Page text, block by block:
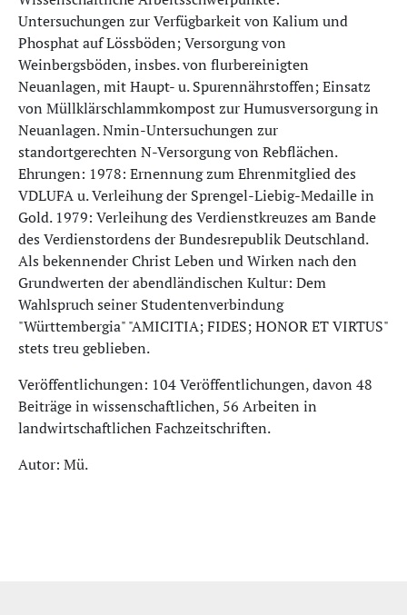
Untersuchungen zur Verfügbarkeit von Kalium und
Phosphat auf Lössböden; Versorgung von
Weinbergsböden, insbes. von flurbereinigten
Neuanlagen, mit Haupt- u. Spurennährstoffen; Einsatz
von Müllklärschlammkompost zur Humusversorgung in
Neuanlagen. Nmin-Untersuchungen zur
standortgerechten N-Versorgung von Rebflächen.
Ehrungen: 1978: Ernennung zum Ehrenmitglied des
VDLUFA u. Verleihung der Sprengel-Liebig-Medaille in
Gold. 1979: Verleihung des Verdienstkreuzes am Bande
des Verdienstordens der Bundesrepublik Deutschland.
Als bekennender Christ Leben und Wirken nach den
Grundwerten der abendländischen Kultur: Dem
Wahlspruch seiner Studentenverbindung
"Württembergia" "AMICITIA; FIDES; HONOR ET VIRTUS"
stets treu geblieben.
Veröffentlichungen: 104 Veröffentlichungen, davon 48
Beiträge in wissenschaftlichen, 56 Arbeiten in
landwirtschaftlichen Fachzeitschriften.
Autor: Mü.